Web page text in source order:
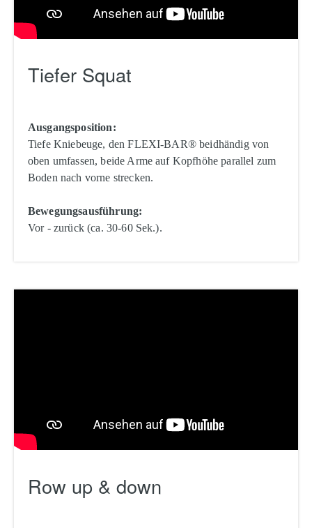
Tiefer Squat
Ausgangsposition:
Tiefe Kniebeuge, den FLEXI-BAR® beidhändig von
oben umfassen, beide Arme auf Kopfhöhe parallel zum
Boden nach vorne strecken.
Bewegungsausführung:
Vor - zurück (ca. 30-60 Sek.).
Row up & down